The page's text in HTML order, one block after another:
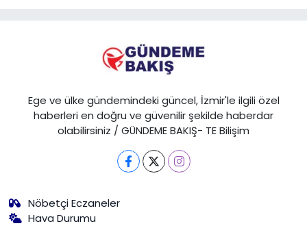
Ege ve ülke gündemindeki güncel, İzmir'le ilgili özel
haberleri en doğru ve güvenilir şekilde haberdar
olabilirsiniz / GÜNDEME BAKIŞ- TE Bilişim
Nöbetçi Eczaneler
Hava Durumu